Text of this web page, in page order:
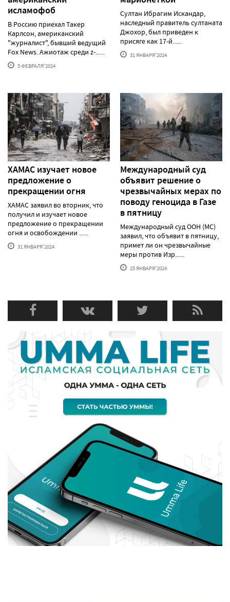
исламофоб
В Россию приехал Такер
Карлсон, американский
"журналист", бывший ведущий
Fox News. Ажиотаж среди z-......
5 ФЕВРАЛЯ'2024
Султан Ибрагим Искандар,
наследный правитель султаната
Джохор, был приведен к
присяге как 17-й......
31 ЯНВАРЯ'2024
ХАМАС изучает новое
предложение о
прекращении огня
ХАМАС заявил во вторник, что
получил и изучает новое
предложение о прекращении
огня и освобождении ......
31 ЯНВАРЯ'2024
Международный суд
объявит решение о
чрезвычайных мерах по
поводу геноцида в Газе
в пятницу
Международный суд ООН (МС)
заявил, что объявит в пятницу,
примет ли он чрезвычайные
меры против Изр......
25 ЯНВАРЯ'2024